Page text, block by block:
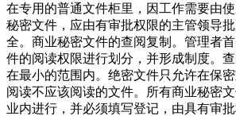
在专用的普通文件柜里，因工作需要由
秘密文件，应由有审批权限的主管领导
全。商业秘密文件的查阅复制。管理者
件的阅读权限进行划分，并形成制度。
在最小的范围内。绝密文件只允许在保
阅读不应该阅读的文件。所有商业秘密
业内进行，并必须填写登记，由具有审